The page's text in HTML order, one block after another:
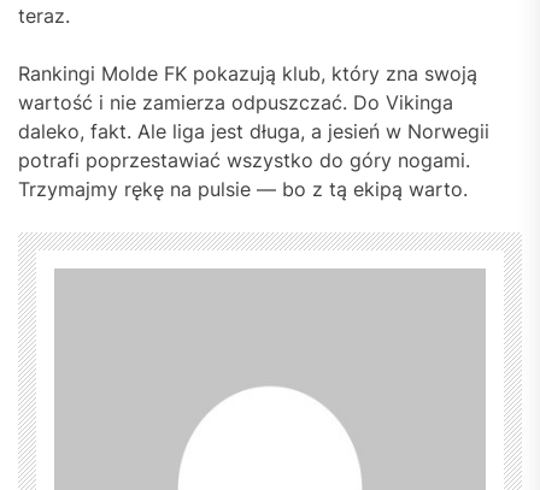
teraz.
Rankingi Molde FK pokazują klub, który zna swoją
wartość i nie zamierza odpuszczać. Do Vikinga
daleko, fakt. Ale liga jest długa, a jesień w Norwegii
potrafi poprzestawiać wszystko do góry nogami.
Trzymajmy rękę na pulsie — bo z tą ekipą warto.